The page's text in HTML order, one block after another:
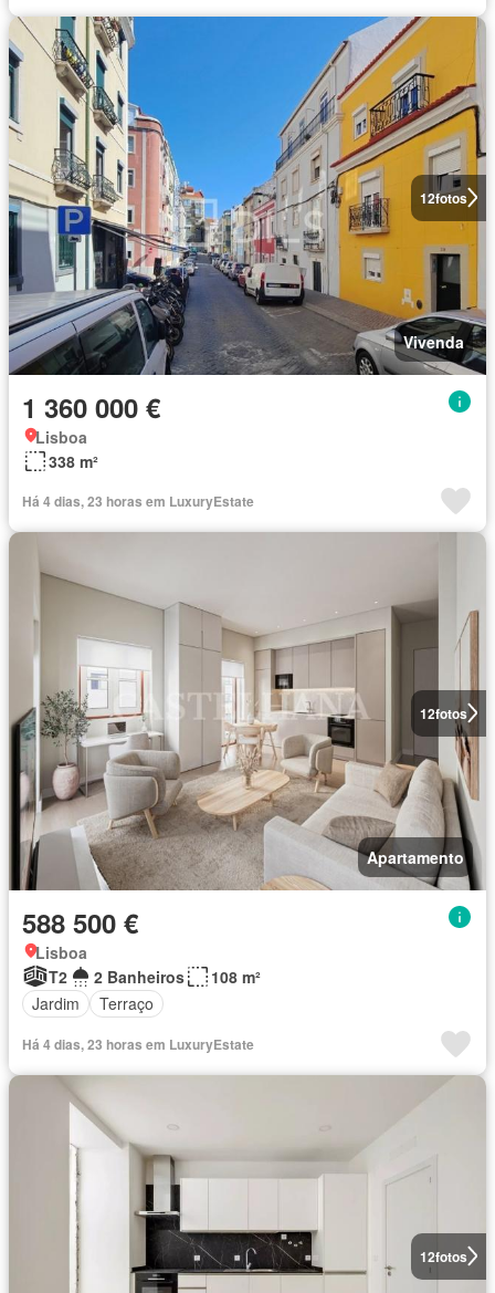
12fotos
Vivenda
1 360 000 €
Lisboa
338 m²
Há 4 dias, 23 horas em LuxuryEstate
12fotos
Apartamento
588 500 €
Lisboa
T2
2 Banheiros
108 m²
Jardim
Terraço
Há 4 dias, 23 horas em LuxuryEstate
12fotos